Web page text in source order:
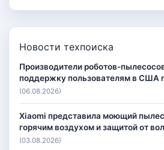
Новости техпоиска
Производители роботов-
поддержку пользователям в США
(06.08.2026)
Xiaomi представила моющий
горячим воздухом и защитой от
(03.08.2026)